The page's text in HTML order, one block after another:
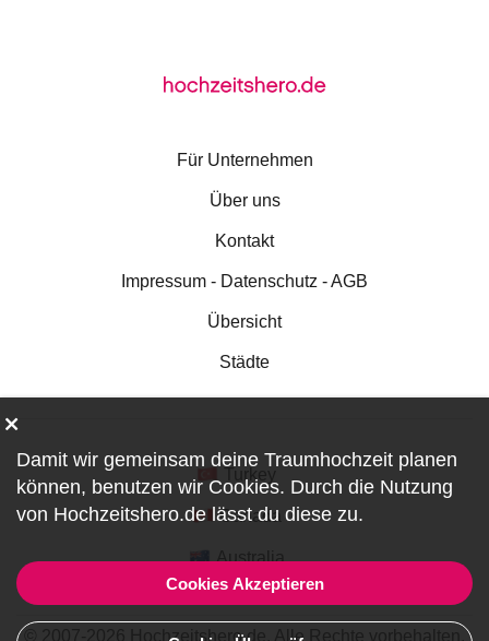
Für Unternehmen
Über uns
Kontakt
Impressum - Datenschutz - AGB
Übersicht
Städte
Canada
Australia
© 2007-2026 Hochzeitshero.de. Alle Rechte vorbehalten.
Damit wir gemeinsam deine Traumhochzeit planen
können, benutzen wir Cookies. Durch die Nutzung
von Hochzeitshero.de lässt du diese zu.
Cookies Akzeptieren